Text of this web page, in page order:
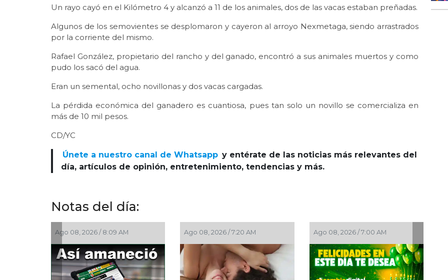
Un rayo cayó en el Kilómetro 4 y alcanzó a 11 de los animales, dos de las vacas estaban preñadas.
Algunos de los semovientes se desplomaron y cayeron al arroyo Nexmetaga, siendo arrastrados
por la corriente del mismo.
Rafael González, propietario del rancho y del ganado, encontró a sus animales muertos y como
pudo los sacó del agua.
Eran un semental, ocho novillonas y dos vacas cargadas.
La pérdida económica del ganadero es cuantiosa, pues tan solo un novillo se comercializa en
más de 10 mil pesos.
CD/YC
Únete a nuestro canal de Whatsapp y entérate de las noticias más relevantes del
día, artículos de opinión, entretenimiento, tendencias y más.
Notas del día:
Ago 08, 2026 / 8:09 AM Ago 08, 2026 / 7:20 AM Ago 08, 2026 / 7:00 AM Ago 08, 2026 / 5:30 AM